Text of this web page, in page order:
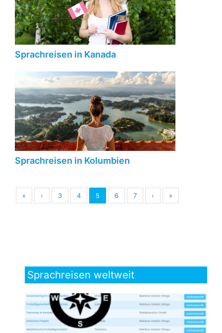
Sprachreisen in Kanada
Sprachreisen in Kolumbien
« ‹ 3 4 5 6 7 › »
Sprachreisen weltweit